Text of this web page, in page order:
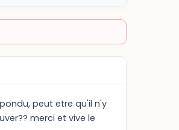
peut etre qu'il n'y
merci et vive le